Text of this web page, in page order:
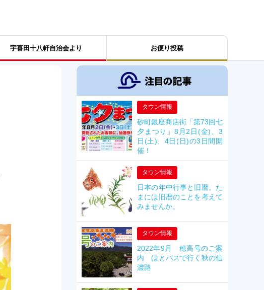
宇喜田十八軒自治会より お便り投稿
タウン情報
砂町銀座商店街「第73回七
夕まつり」8月2日(金)、3
日(土)、4日(日)の3日間開
催！
タウン情報
日本の年中行事と旧暦。た
まには旧暦のことを考えて
みませんか。
タウン情報
2022年9月 穂高号のご案
内 はとバスで行く秋の信
濃路